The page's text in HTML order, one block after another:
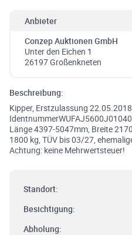
Anbieter
Conzep Auktionen GmbH
Unter den Eichen 1
26197 Großenkneten
Beschreibung:
Kipper, Erstzulassung 22.05.2018,
Länge 4397-5047mm, Breite
1800 kg, TÜV bis 03/27,
Achtung: keine Mehrwertsteuer!
Standort:
Besichtigung:
Abholung: